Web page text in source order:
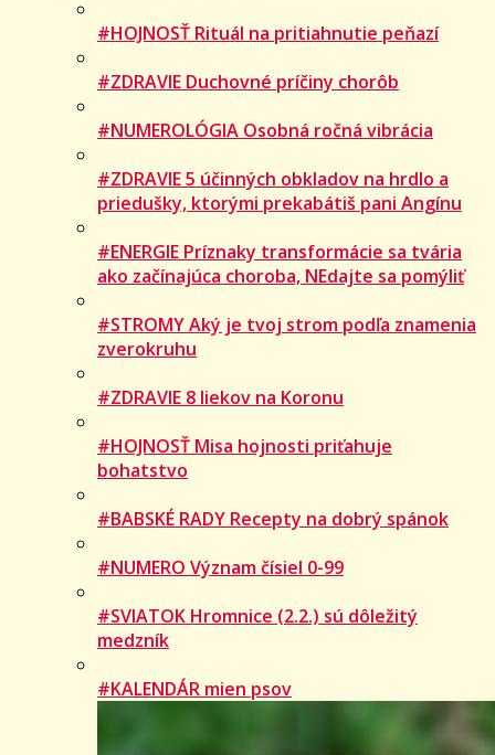
#HOJNOSŤ Rituál na pritiahnutie peňazí
#ZDRAVIE Duchovné príčiny chorôb
#NUMEROLÓGIA Osobná ročná vibrácia
#ZDRAVIE 5 účinných obkladov na hrdlo a
priedušky, ktorými prekabátiš pani Angínu
#ENERGIE Príznaky transformácie sa tvária
ako začínajúca choroba, NEdajte sa pomýliť
#STROMY Aký je tvoj strom podľa znamenia
zverokruhu
#ZDRAVIE 8 liekov na Koronu
#HOJNOSŤ Misa hojnosti priťahuje
bohatstvo
#BABSKÉ RADY Recepty na dobrý spánok
#NUMERO Význam čísiel 0-99
#SVIATOK Hromnice (2.2.) sú dôležitý
medzník
#KALENDÁR mien psov